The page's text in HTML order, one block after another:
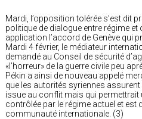
Mardi, l’opposition tolérée s’est dit
politique de dialogue entre régime
application l’accord de Genève qui
Mardi 4 février, le médiateur
demandé au Conseil de sécurité
«l’horreur» de la guerre civile peu
Pékin a ainsi de nouveau appelé
que les autorités syriennes
issue au conflit mais qui permettrait
contrôlée par le régime actuel et est
communauté internationale. (3)